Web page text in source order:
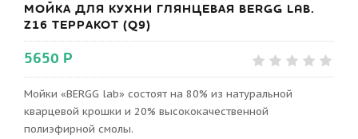
МОЙКА ДЛЯ КУХНИ ГЛЯНЦЕВАЯ BERGG LAB.
Z16 ТЕРРАКОТ (Q9)
5650 Р
Мойки «BERGG lab» состоят на 80% из натуральной
кварцевой крошки и 20% высококачественной
полиэфирной смолы.